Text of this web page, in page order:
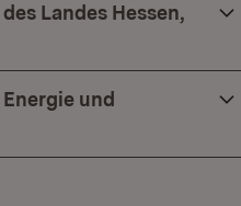
Landes Hessen,
und